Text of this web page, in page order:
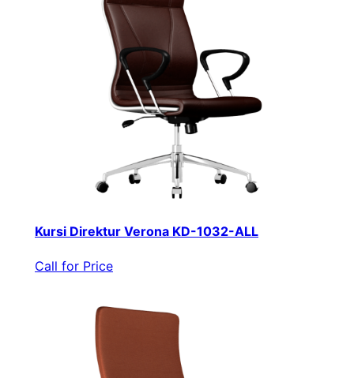
Kursi Direktur Verona KD-1032-ALL
Call for Price